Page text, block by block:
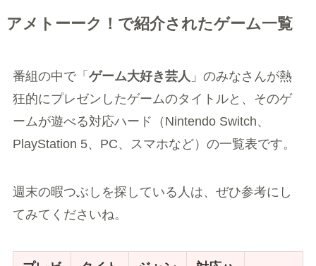
アメトーーク！で紹介されたゲーム一覧
番組の中で「 ゲーム大好き芸人 」のみなさんが熱
狂的にプレゼンしたゲームのタイトルと、そのゲ
ームが遊べる対応ハード（Nintendo Switch、
PlayStation 5、PC、スマホなど）の一覧表です。
週末の暇つぶしを探している人は、ぜひ参考にし
てみてくださいね。